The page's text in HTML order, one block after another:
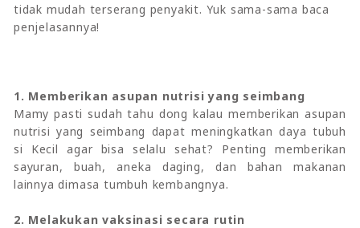
tidak mudah terserang penyakit. Yuk sama-sama baca
penjelasannya!
1. Memberikan asupan nutrisi yang seimbang
Mamy pasti sudah tahu dong kalau memberikan asupan
nutrisi yang seimbang dapat meningkatkan daya tubuh
si Kecil agar bisa selalu sehat? Penting memberikan
sayuran, buah, aneka daging, dan bahan makanan
lainnya dimasa tumbuh kembangnya.
2. Melakukan vaksinasi secara rutin